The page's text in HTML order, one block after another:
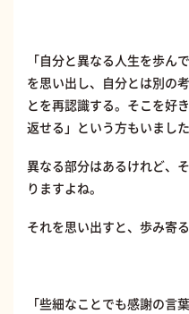
「自分と異なる人生を歩ん
を思い出し、自分とは別の
とを再認識する。そこを好
返せる」という方もいました
異なる部分はあるけれど、
りますよね。
それを思い出すと、歩み寄
「些細なことでも感謝の言